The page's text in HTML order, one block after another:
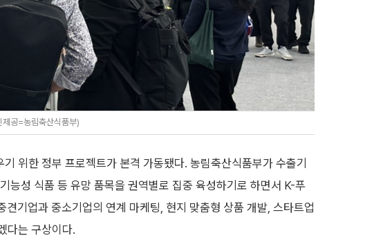
공=농림축산식품부)
위한 정부 프로젝트가 본격 가동됐다. 농림축산식품부가 수출기
능성 식품 등 유망 품목을 권역별로 집중 육성하기로 하면서 K-푸
기업과 중소기업의 연계 마케팅, 현지 맞춤형 상품 개발, 스타트업
다는 구상이다.